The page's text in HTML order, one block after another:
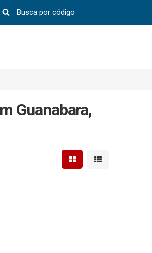
Guanabara,
Mostrar resultados em
Mostrar